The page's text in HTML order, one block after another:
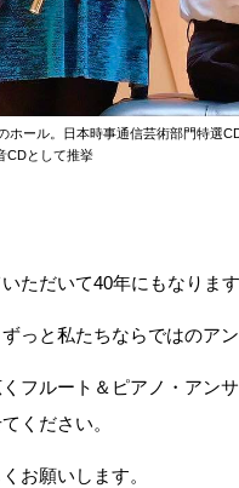
ール。日本時事通信芸術部門特選CD
CDとして推挙
ただいて40年にもなります
っと私たちならではのア
フルート＆ピアノ・アン
ください。
お願いします。